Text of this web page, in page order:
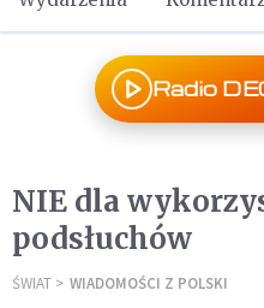
Radio
NIE dla
podsłuchów
ŚWIAT WIADOMOŚCI Z POLSKI